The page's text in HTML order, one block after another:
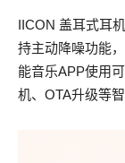
IICON 盖耳式耳
持主动降噪功能
能音乐APP使用
机、OTA升级等智